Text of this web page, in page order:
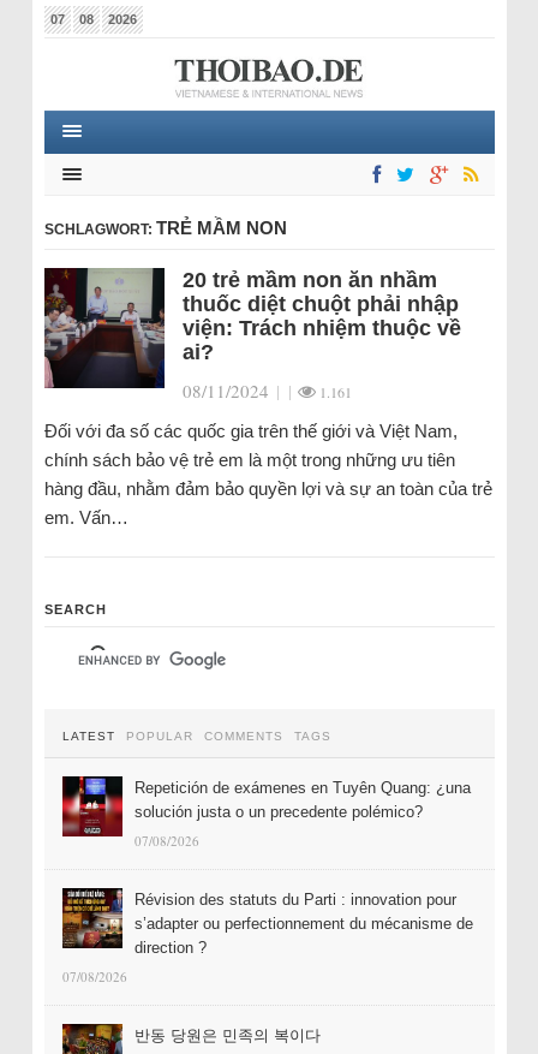
07 08 2026
SCHLAGWORT: TRẺ MẦM NON
20 trẻ mầm non ăn nhầm
thuốc diệt chuột phải nhập
viện: Trách nhiệm thuộc về
ai?
08/11/2024 | | 1.161
Đối với đa số các quốc gia trên thế giới và Việt Nam,
chính sách bảo vệ trẻ em là một trong những ưu tiên
hàng đầu, nhằm đảm bảo quyền lợi và sự an toàn của trẻ
em. Vấn…
SEARCH
LATEST POPULAR COMMENTS TAGS
Repetición de exámenes en Tuyên Quang: ¿una
solución justa o un precedente polémico?
07/08/2026
Révision des statuts du Parti : innovation pour
s’adapter ou perfectionnement du mécanisme de
direction ?
07/08/2026
반동 당원은 민족의 복이다